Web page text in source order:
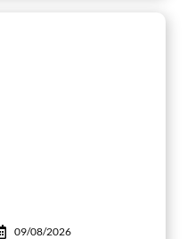
09/08/2026